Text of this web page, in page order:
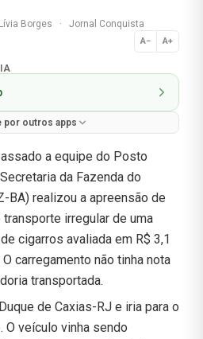
Lívia Borges · Jornal Conquista
A− A+
Normal
por outros apps
a equipe do Posto
da Fazenda do
BA) realizou a apreensão de
irregular de uma
cigarros avaliada em R$ 3,1
carregamento não tinha nota
transportada.
de Caxias-RJ e iria para o
O veículo vinha sendo